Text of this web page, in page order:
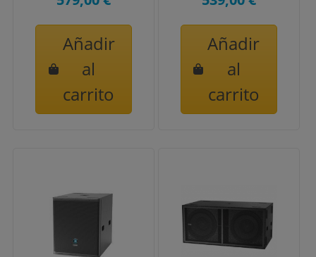
Añadir
al
carrito
Añadir
al
carrito